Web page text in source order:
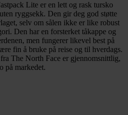
Lite er en lett og rask tursko
ryggsekk. Den gir deg god støtte
selv om sålen ikke er like robust
Den har en forsterket tåkappe og
men fungerer likevel best på
fin å bruke på reise og til hverdags.
The North Face er gjennomsnittlig,
på markedet.